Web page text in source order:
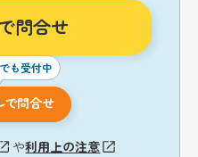
問合せ
も受付中
で問合せ
や利用上の注意